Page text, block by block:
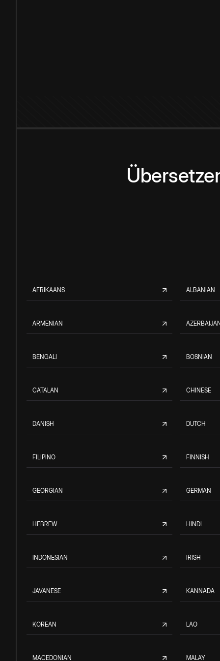
AFRIKAANS ALBANIAN
ARMENIAN
BENGALI BOSNIAN
CATALAN CHINESE
DANISH DUTCH
FILIPINO FINNISH
GEORGIAN GERMAN
HEBREW HINDI
INDONESIAN IRISH
JAVANESE KANNADA
KOREAN LAO
MACEDONIAN MALAY